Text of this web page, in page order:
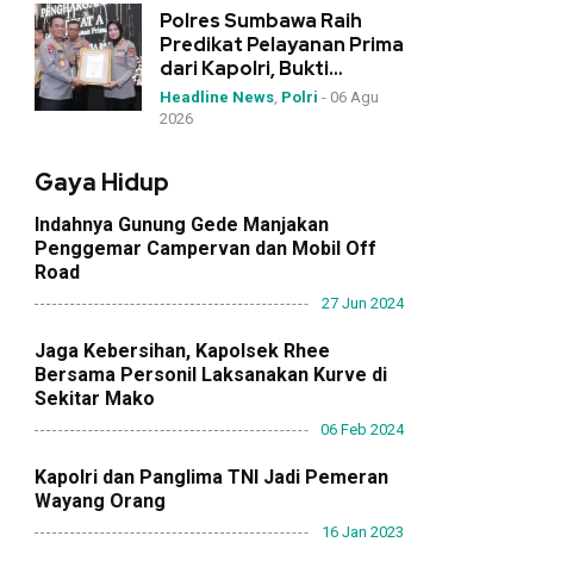
Polres Sumbawa Raih
Predikat Pelayanan Prima
dari Kapolri, Bukti
Dedikasi Tinggi di
Rakernis Polda NTB
Headline News, Polri - 06 Agu
2026
Gaya Hidup
Indahnya Gunung Gede Manjakan
Penggemar Campervan dan Mobil Off
Road
27 Jun 2024
Jaga Kebersihan, Kapolsek Rhee
Bersama Personil Laksanakan Kurve di
Sekitar Mako
06 Feb 2024
Kapolri dan Panglima TNI Jadi Pemeran
Wayang Orang
16 Jan 2023